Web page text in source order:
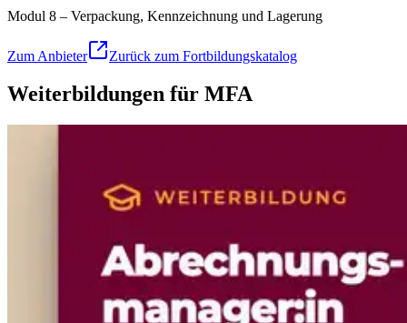
Modul 8 – Verpackung, Kennzeichnung und Lagerung
Zum Anbieter Zurück zum Fortbildungskatalog
Weiterbildungen für MFA